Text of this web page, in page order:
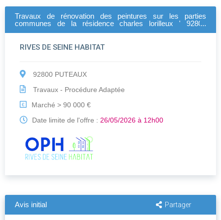
Travaux de rénovation des peintures sur les parties
communes de la résidence charles lorilleux ' 92800
RIVES DE SEINE HABITAT
92800 PUTEAUX
Travaux - Procédure Adaptée
€
Marché > 90 000 €
Date limite de l'offre : 26/05/2026 à 12h00
Avis initial Partager